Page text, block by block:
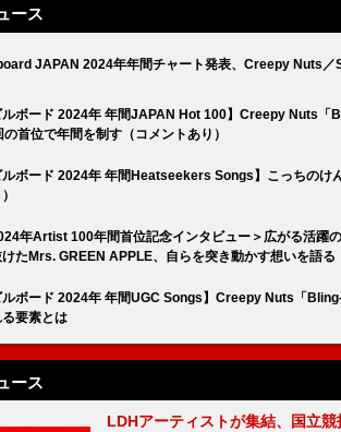
ース
JAPAN 2024年年間チャート発表、Creepy Nuts／
ルボード 2024年 年間JAPAN Hot 100】Creepy Nuts
の首位で年間を制す（コメントあり）
ルボード 2024年 年間Heatseekers Songs】こっちのけ
年Artist 100年間首位記念インタビュー＞広がる活
たMrs. GREEN APPLE、自らを突き動かす想いを語る
ルボード 2024年 年間UGC Songs】Creepy Nuts「
る要素とは
ース
LDHアーティストが集結、国立